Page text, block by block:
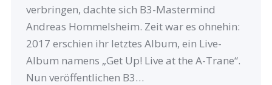
verbringen, dachte sich B3-Mastermind
Andreas Hommelsheim. Zeit war es ohnehin:
2017 erschien ihr letztes Album, ein Live-
Album namens „Get Up! Live at the A-Trane“.
Nun veröffentlichen B3…